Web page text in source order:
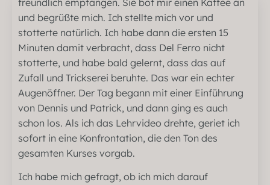
freundlich empfangen. Sie bot mir einen Kaffee an
und begrüßte mich. Ich stellte mich vor und
stotterte natürlich. Ich habe dann die ersten 15
Minuten damit verbracht, dass Del Ferro nicht
stotterte, und habe bald gelernt, dass das auf
Zufall und Trickserei beruhte. Das war ein echter
Augenöffner. Der Tag begann mit einer Einführung
von Dennis und Patrick, und dann ging es auch
schon los. Als ich das Lehrvideo drehte, geriet ich
sofort in eine Konfrontation, die den Ton des
gesamten Kurses vorgab.
Ich habe mich gefragt, ob ich mich darauf